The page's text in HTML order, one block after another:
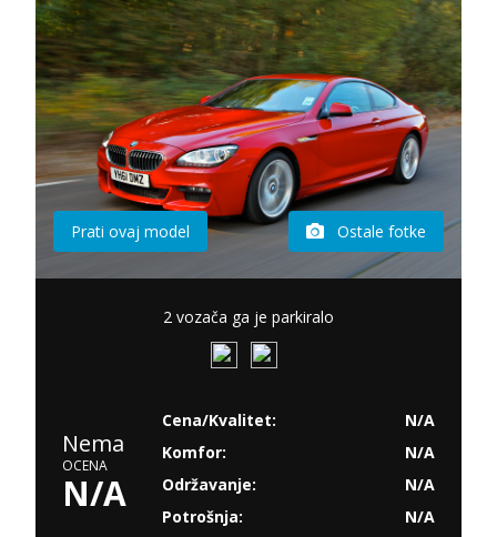
Prati ovaj model Ostale fotke
2 vozača ga je parkiralo
Nema
OCENA
N/A
Cena/Kvalitet:
N/A
Komfor:
N/A
Održavanje:
N/A
Potrošnja:
N/A